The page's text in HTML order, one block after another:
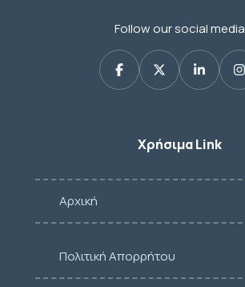
Follow our social media
Χρήσιμα Link
Αρχική
Πολιτική Απορρήτου